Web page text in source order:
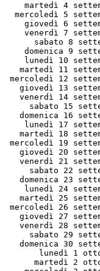
martedì 4
mercoledì 5
giovedì 6
venerdì 7
sabato 8
domenica 9
lunedì 10
martedì 11
mercoledì 12
giovedì 13
venerdì 14
sabato 15
domenica 16
lunedì 17
martedì 18
mercoledì 19
giovedì 20
venerdì 21
sabato 22
domenica 23
lunedì 24
martedì 25
mercoledì 26
giovedì 27
venerdì 28
sabato 29
domenica 30
lunedì 1
martedì 2